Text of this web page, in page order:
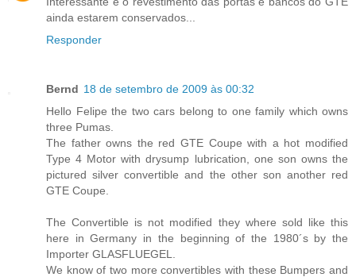
ainda estarem conservados...
Responder
Bernd 18 de setembro de 2009 às 00:32
Hello Felipe the two cars belong to one family which owns
three Pumas.
The father owns the red GTE Coupe with a hot modified
Type 4 Motor with drysump lubrication, one son owns the
pictured silver convertible and the other son another red
GTE Coupe.
The Convertible is not modified they where sold like this
here in Germany in the beginning of the 1980´s by the
Importer GLASFLUEGEL.
We know of two more convertibles with these Bumpers and